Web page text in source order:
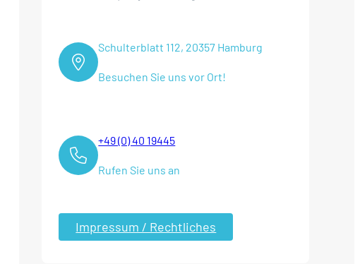
Schulterblatt 112, 20357 Hamburg
Besuchen Sie uns vor Ort!
+49 (0) 40 19445
Rufen Sie uns an
Impressum / Rechtliches